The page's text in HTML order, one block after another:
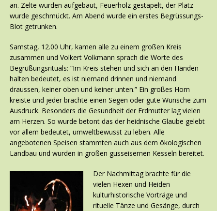
an. Zelte wurden aufgebaut, Feuerholz gestapelt, der Platz
wurde geschmückt. Am Abend wurde ein erstes Begrüssungs-
Blot getrunken.
Samstag, 12.00 Uhr, kamen alle zu einem großen Kreis
zusammen und Volkert Volkmann sprach die Worte des
Begrüßungsrituals: “Im Kreis stehen und sich an den Händen
halten bedeutet, es ist niemand drinnen und niemand
draussen, keiner oben und keiner unten.” Ein großes Horn
kreiste und jeder brachte einen Segen oder gute Wünsche zum
Ausdruck. Besonders die Gesundheit der Erdmutter lag vielen
am Herzen. So wurde betont das der heidnische Glaube gelebt
vor allem bedeutet, umweltbewusst zu leben. Alle
angebotenen Speisen stammten auch aus dem ökologischen
Landbau und wurden in großen gusseisernen Kesseln bereitet.
Der Nachmittag brachte für die
vielen Hexen und Heiden
kulturhistorische Vorträge und
rituelle Tänze und Gesänge, durch